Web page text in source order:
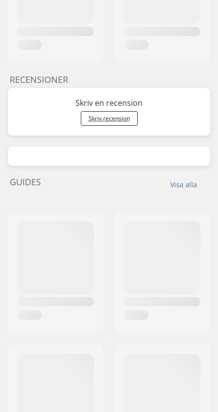
RECENSIONER
Skriv en recension
Skriv recension
Visa alla
GUIDES